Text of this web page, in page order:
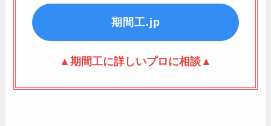
期間工.jp
▲期間工に詳しいプロに相談▲